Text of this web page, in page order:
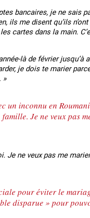
bancaires, je ne sais
ils me disent qu’ils
cartes dans la main.
là de février jusqu’à
je dois te marier
»
un inconnu en
Je ne veux pas
Je ne veux pas me
pour éviter le
disparue » pour